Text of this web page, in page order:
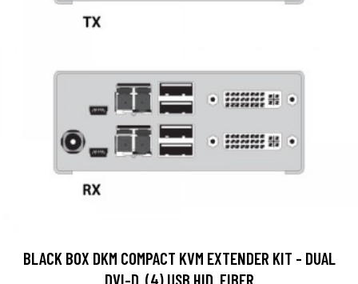
BLACK BOX DKM COMPACT KVM EXTENDER KIT - DUAL
DVI-D, (4) USB HID, FIBER